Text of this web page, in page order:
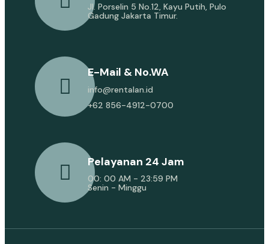
Jl. Porselin 5 No.12, Kayu Putih, Pulo
Gadung Jakarta Timur.
E-Mail & No.WA
info@rentalan.id
+62 856-4912-0700
Pelayanan 24 Jam
00: 00 AM - 23:59 PM
Senin - Minggu